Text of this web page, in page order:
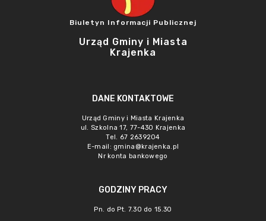
Biuletyn Informacji Publicznej
Urząd Gminy i Miasta
Krajenka
DANE KONTAKTOWE
Urząd Gminy i Miasta Krajenka
ul. Szkolna 17, 77-430 Krajenka
Tel. 67 2639204
E-mail: gmina@krajenka.pl
Nr konta bankowego
GODZINY PRACY
Pn. do Pt. 7.30 do 15.30